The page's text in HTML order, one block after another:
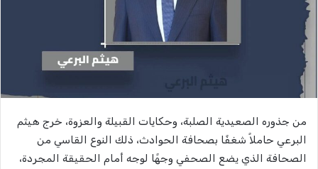
من جذوره الصعيدية الصلبة، وحكايات القبيلة والعزوة، خرج هيثم
البرعي حاملاً شغفًا بصحافة الحوادث، ذلك النوع القاسي من
الصحافة الذي يضع الصحفي وجهًا لوجه أمام الحقيقة المجردة،